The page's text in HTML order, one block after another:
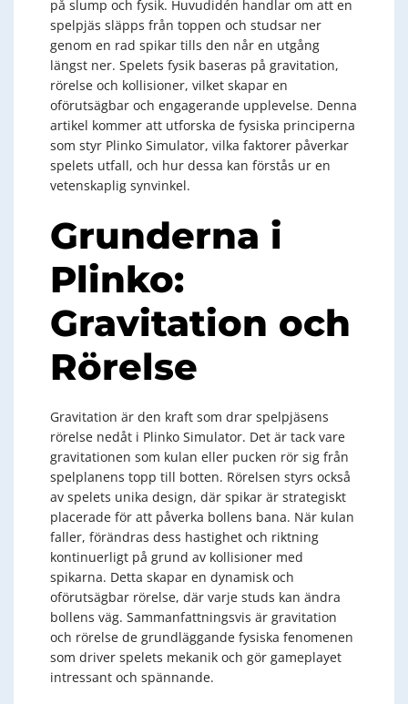
på slump och fysik. Huvudidén handlar om att en
spelpjäs släpps från toppen och studsar ner
genom en rad spikar tills den når en utgång
längst ner. Spelets fysik baseras på gravitation,
rörelse och kollisioner, vilket skapar en
oförutsägbar och engagerande upplevelse. Denna
artikel kommer att utforska de fysiska principerna
som styr Plinko Simulator, vilka faktorer påverkar
spelets utfall, och hur dessa kan förstås ur en
vetenskaplig synvinkel.
Grunderna i
Plinko:
Gravitation och
Rörelse
Gravitation är den kraft som drar spelpjäsens
rörelse nedåt i Plinko Simulator. Det är tack vare
gravitationen som kulan eller pucken rör sig från
spelplanens topp till botten. Rörelsen styrs också
av spelets unika design, där spikar är strategiskt
placerade för att påverka bollens bana. När kulan
faller, förändras dess hastighet och riktning
kontinuerligt på grund av kollisioner med
spikarna. Detta skapar en dynamisk och
oförutsägbar rörelse, där varje studs kan ändra
bollens väg. Sammanfattningsvis är gravitation
och rörelse de grundläggande fysiska fenomenen
som driver spelets mekanik och gör gameplayet
intressant och spännande.